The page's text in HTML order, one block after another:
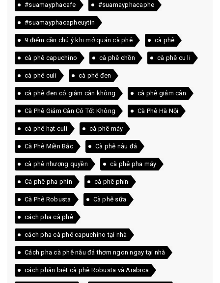
#suamayphacafe #suamayphacaphe
#suamayphacapheuytin
9 điểm cần chú ý khi mở quán cà phê cà phê
cà phê capuchino cà phê chồn cà phê cu li
cà phê culi cà phê đen
cà phê đen có giảm cân không cà phê giảm cân
Cà Phê Giảm Cân Có Tốt Không Cà Phê Hà Nội
cà phê hạt culi cà phê máy
Cà Phê Miền Bắc Cà phê nâu đá
cà phê nhượng quyền cà phê pha máy
Cà phê pha phin cà phê phin
Cà Phê Robusta Cà phê sữa
cách pha cà phê
cách pha cà phê capuchino tại nhà
Cách pha cà phê nâu đá thơm ngon ngay tại nhà
cách phân biệt cà phê Robusta và Arabica